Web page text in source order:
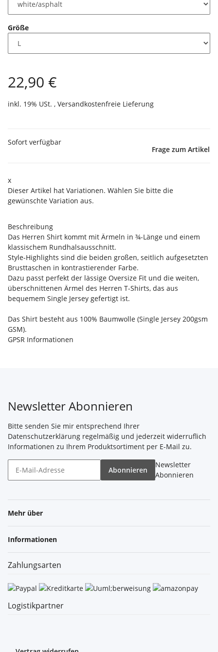
Größe
22,90 €
inkl. 19% USt. , Versandkostenfreie Lieferung
Sofort verfügbar
Frage zum Artikel
x
Dieser Artikel hat Variationen. Wählen Sie bitte die
gewünschte Variation aus.
Beschreibung
Das Herren Shirt kommt mit Ärmeln in ¾-Länge und einem
klassischem Rundhalsausschnitt.
Style-Highlights sind die beiden großen, seitlich aufgesetzten
Brusttaschen in kontrastierender Farbe.
Dazu passt perfekt der lässige Oversize Fit und die weiten,
überschnittenen Ärmel des Herren T-Shirts, das aus
bequemem Single Jersey gefertigt ist.
Das Shirt besteht aus 100% Baumwolle (Single Jersey 200gsm
GSM).
GPSR Informationen
Newsletter Abonnieren
Bitte senden Sie mir entsprechend Ihrer
Datenschutzerklärung regelmäßig und jederzeit widerruflich
Informationen zu Ihrem Produktsortiment per E-Mail zu.
Abonnieren
Newsletter
Abonnieren
Mehr über
Informationen
Zahlungsarten
Logistikpartner